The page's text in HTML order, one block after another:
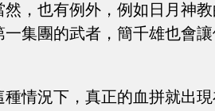
然，也有例外，例如日月神
一集團的武者，簡千雄也會
種情況下，真正的血拼就出